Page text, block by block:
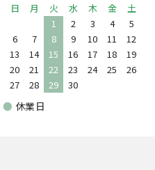
日 月 火 水 木 金
土
1
2 3 4
5
6
7 8 9 10 11
12
13
14 15 16 17 18
19
20
21 22 23 24 25
26
27
28 29 30
● 休業日